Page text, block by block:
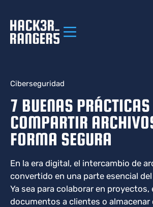
Ciberseguridad
7 BUENAS
COMPARTIR
FORMA SEGURA
En la era digital, el intercambio de
convertido en una parte esencial
Ya sea para colaborar en proyectos,
documentos a clientes o almacenar